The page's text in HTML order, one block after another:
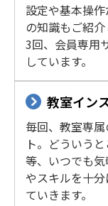
設定や基本操
の知識もご紹
3回、会員専用
しています。
教室イン
毎回、教室専
ト。どういう
等、いつでも
やスキルを十
ていきます。